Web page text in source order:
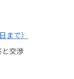
まで）
交渉